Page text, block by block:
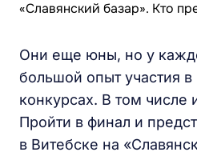
Они еще юны, но у
большой опыт участия в
конкурсах. В том
Пройти в финал и
в Витебске на